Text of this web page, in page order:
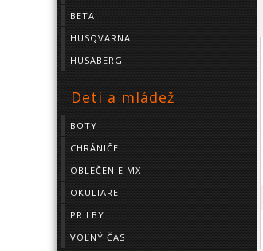
BETA
HUSQVARNA
HUSABERG
Deti a mládež
BOTY
CHRÁNIČE
OBLEČENIE MX
OKULIARE
PRILBY
VOĽNÝ ČAS